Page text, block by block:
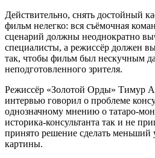
Действительно, снять достойный
фильм нелегко: вся съёмочная
сценарий должны неоднократно
специалисты, а режиссёр должен
так, чтобы фильм был нескучным
неподготовленного зрителя.
Режиссёр «Золотой Орды» Тимур
интервью говорил о проблеме
однозначному мнению о татаро-
историка-консультанта так и не
принято решение сделать меньший
картины.